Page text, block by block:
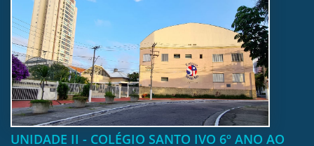
UNIDADE II - COLÉGIO SANTO IVO 6º ANO AO